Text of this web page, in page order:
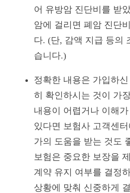
어 유방암 진단비를 받
암에 걸리면 폐암 진단
다. (단, 감액 지급 등의
습니다.)
정확한 내용은 가입하
히 확인하시는 것이 가
내용이 어렵거나 이해
있다면 보험사 고객센
가의 도움을 받는 것도
보험은 중요한 보장을
계약 유지 여부를 결정
상황에 맞춰 신중하게